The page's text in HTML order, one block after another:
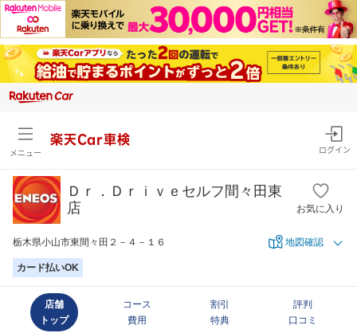
メニュー
楽天Car車検
ログイン
Ｄｒ．Ｄｒｉｖｅセルフ間々田東
店
お気に入り
栃木県小山市東間々田２－４－１６ 地図確認
カード払いOK
店舗
トップ
コース
費用
割引
特典
評判
口コミ